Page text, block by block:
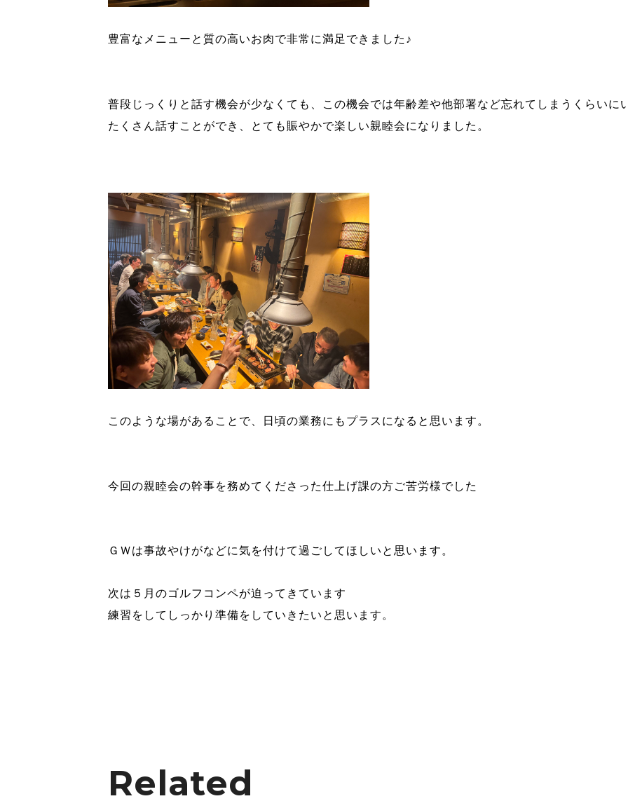
豊富なメニューと質の高いお肉で非常に満足できました♪
普段じっくりと話す機会が少なくても、この機会では年齢差や他部署など忘れてしまうくらいに
たくさん話すことができ、とても賑やかで楽しい親睦会になりました。
このような場があることで、日頃の業務にもプラスになると思います。
今回の親睦会の幹事を務めてくださった仕上げ課の方ご苦労様でした
ＧＷは事故やけがなどに気を付けて過ごしてほしいと思います。
次は５月のゴルフコンペが迫ってきています
練習をしてしっかり準備をしていきたいと思います。
Related